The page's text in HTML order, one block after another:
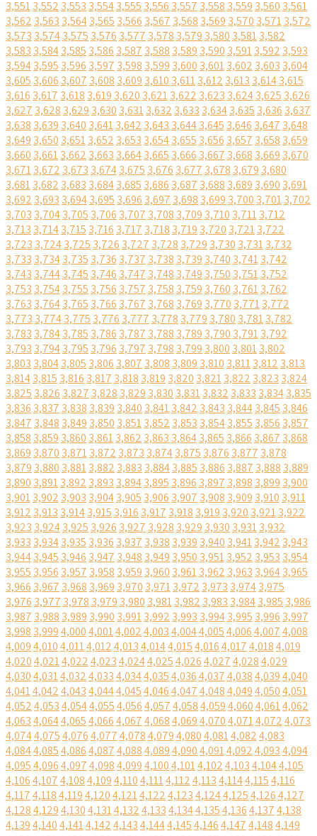
3,5513,552 3,553 3,5543,555 3,556 3,557 3,558 3,559 3,560 3,561
3,562 3,563 3,5643,565 3,566 3,567 3,568 3,569 3,570 3,5713,572
3,573 3,5743,575 3,576 3,577 3,578 3,579 3,580 3,5813,582
3,583 3,5843,585 3,586 3,587 3,588 3,589 3,590 3,5913,592 3,593
3,5943,595 3,596 3,597 3,598 3,599 3,600 3,6013,602 3,603 3,604
3,605 3,606 3,607 3,608 3,609 3,610 3,6113,612 3,613 3,6143,615
3,616 3,617 3,618 3,619 3,620 3,6213,622 3,623 3,6243,625 3,626
3,627 3,628 3,629 3,630 3,6313,632 3,633 3,6343,635 3,636 3,637
3,638 3,639 3,640 3,6413,642 3,643 3,6443,645 3,646 3,647 3,648
3,649 3,650 3,6513,652 3,653 3,6543,655 3,656 3,657 3,658 3,659
3,660 3,6613,662 3,663 3,6643,665 3,666 3,667 3,668 3,669 3,670
3,6713,672 3,673 3,6743,675 3,676 3,677 3,678 3,679 3,680
3,6813,682 3,683 3,6843,685 3,686 3,687 3,688 3,689 3,690 3,691
3,692 3,693 3,6943,695 3,696 3,697 3,698 3,699 3,700 3,7013,702
3,703 3,7043,705 3,706 3,707 3,708 3,709 3,710 3,7113,712
3,713 3,7143,715 3,716 3,717 3,718 3,719 3,720 3,7213,722
3,723 3,7243,725 3,726 3,727 3,728 3,729 3,730 3,7313,732
3,733 3,7343,735 3,736 3,737 3,738 3,739 3,740 3,7413,742
3,743 3,7443,745 3,746 3,747 3,748 3,749 3,750 3,7513,752
3,753 3,7543,755 3,756 3,757 3,758 3,759 3,760 3,7613,762
3,763 3,7643,765 3,766 3,767 3,768 3,769 3,770 3,7713,772
3,773 3,7743,775 3,776 3,777 3,778 3,779 3,780 3,7813,782
3,783 3,7843,785 3,786 3,787 3,788 3,789 3,790 3,7913,792
3,793 3,7943,795 3,796 3,797 3,798 3,799 3,800 3,8013,802
3,803 3,8043,805 3,806 3,807 3,808 3,809 3,810 3,8113,812 3,813
3,8143,815 3,816 3,817 3,818 3,819 3,820 3,8213,822 3,823 3,824
3,825 3,826 3,827 3,828 3,829 3,830 3,8313,832 3,833 3,8343,835
3,836 3,837 3,838 3,839 3,840 3,8413,842 3,843 3,8443,845 3,846
3,847 3,848 3,849 3,850 3,8513,852 3,853 3,8543,855 3,856 3,857
3,858 3,859 3,860 3,8613,862 3,863 3,8643,865 3,866 3,867 3,868
3,869 3,870 3,8713,872 3,873 3,8743,875 3,876 3,877 3,878
3,879 3,880 3,8813,882 3,883 3,8843,885 3,886 3,887 3,888 3,889
3,890 3,8913,892 3,893 3,8943,895 3,896 3,897 3,898 3,899 3,900
3,9013,902 3,903 3,9043,905 3,906 3,907 3,908 3,909 3,910 3,911
3,912 3,913 3,9143,915 3,916 3,917 3,918 3,919 3,920 3,9213,922
3,923 3,9243,925 3,926 3,927 3,928 3,929 3,930 3,9313,932
3,933 3,9343,935 3,936 3,937 3,938 3,939 3,940 3,9413,942 3,943
3,9443,945 3,946 3,947 3,948 3,949 3,950 3,9513,952 3,953 3,954
3,955 3,956 3,957 3,958 3,959 3,960 3,9613,962 3,963 3,9643,965
3,966 3,967 3,968 3,969 3,970 3,9713,972 3,973 3,9743,975
3,976 3,977 3,978 3,979 3,980 3,9813,982 3,983 3,9843,985 3,986
3,987 3,988 3,989 3,990 3,9913,992 3,993 3,9943,995 3,996 3,997
3,998 3,9994,0004,0014,0024,0034,0044,0054,0064,0074,008
4,0094,0104,0114,0124,0134,0144,0154,0164,0174,0184,019
4,0204,0214,0224,0234,0244,0254,0264,0274,0284,029
4,0304,0314,0324,0334,0344,0354,0364,0374,0384,0394,040
4,0414,0424,0434,0444,0454,0464,0474,0484,0494,0504,051
4,0524,0534,0544,0554,0564,0574,0584,0594,0604,0614,062
4,0634,0644,0654,0664,0674,0684,0694,0704,0714,0724,073
4,0744,0754,0764,0774,0784,0794,0804,0814,0824,083
4,0844,0854,0864,0874,0884,0894,0904,0914,0924,0934,094
4,0954,0964,0974,0984,0994,1004,1014,1024,1034,1044,105
4,1064,1074,1084,1094,1104,1114,1124,1134,1144,1154,116
4,1174,1184,1194,1204,1214,1224,1234,1244,1254,1264,127
4,1284,1294,1304,1314,1324,1334,1344,1354,1364,1374,138
4,1394,1404,1414,1424,1434,1444,1454,1464,1474,1484,149